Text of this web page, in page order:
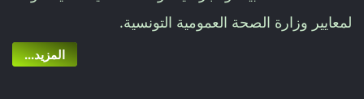
لمعايير وزارة الصحة العمومية التونسية.
...المزيد